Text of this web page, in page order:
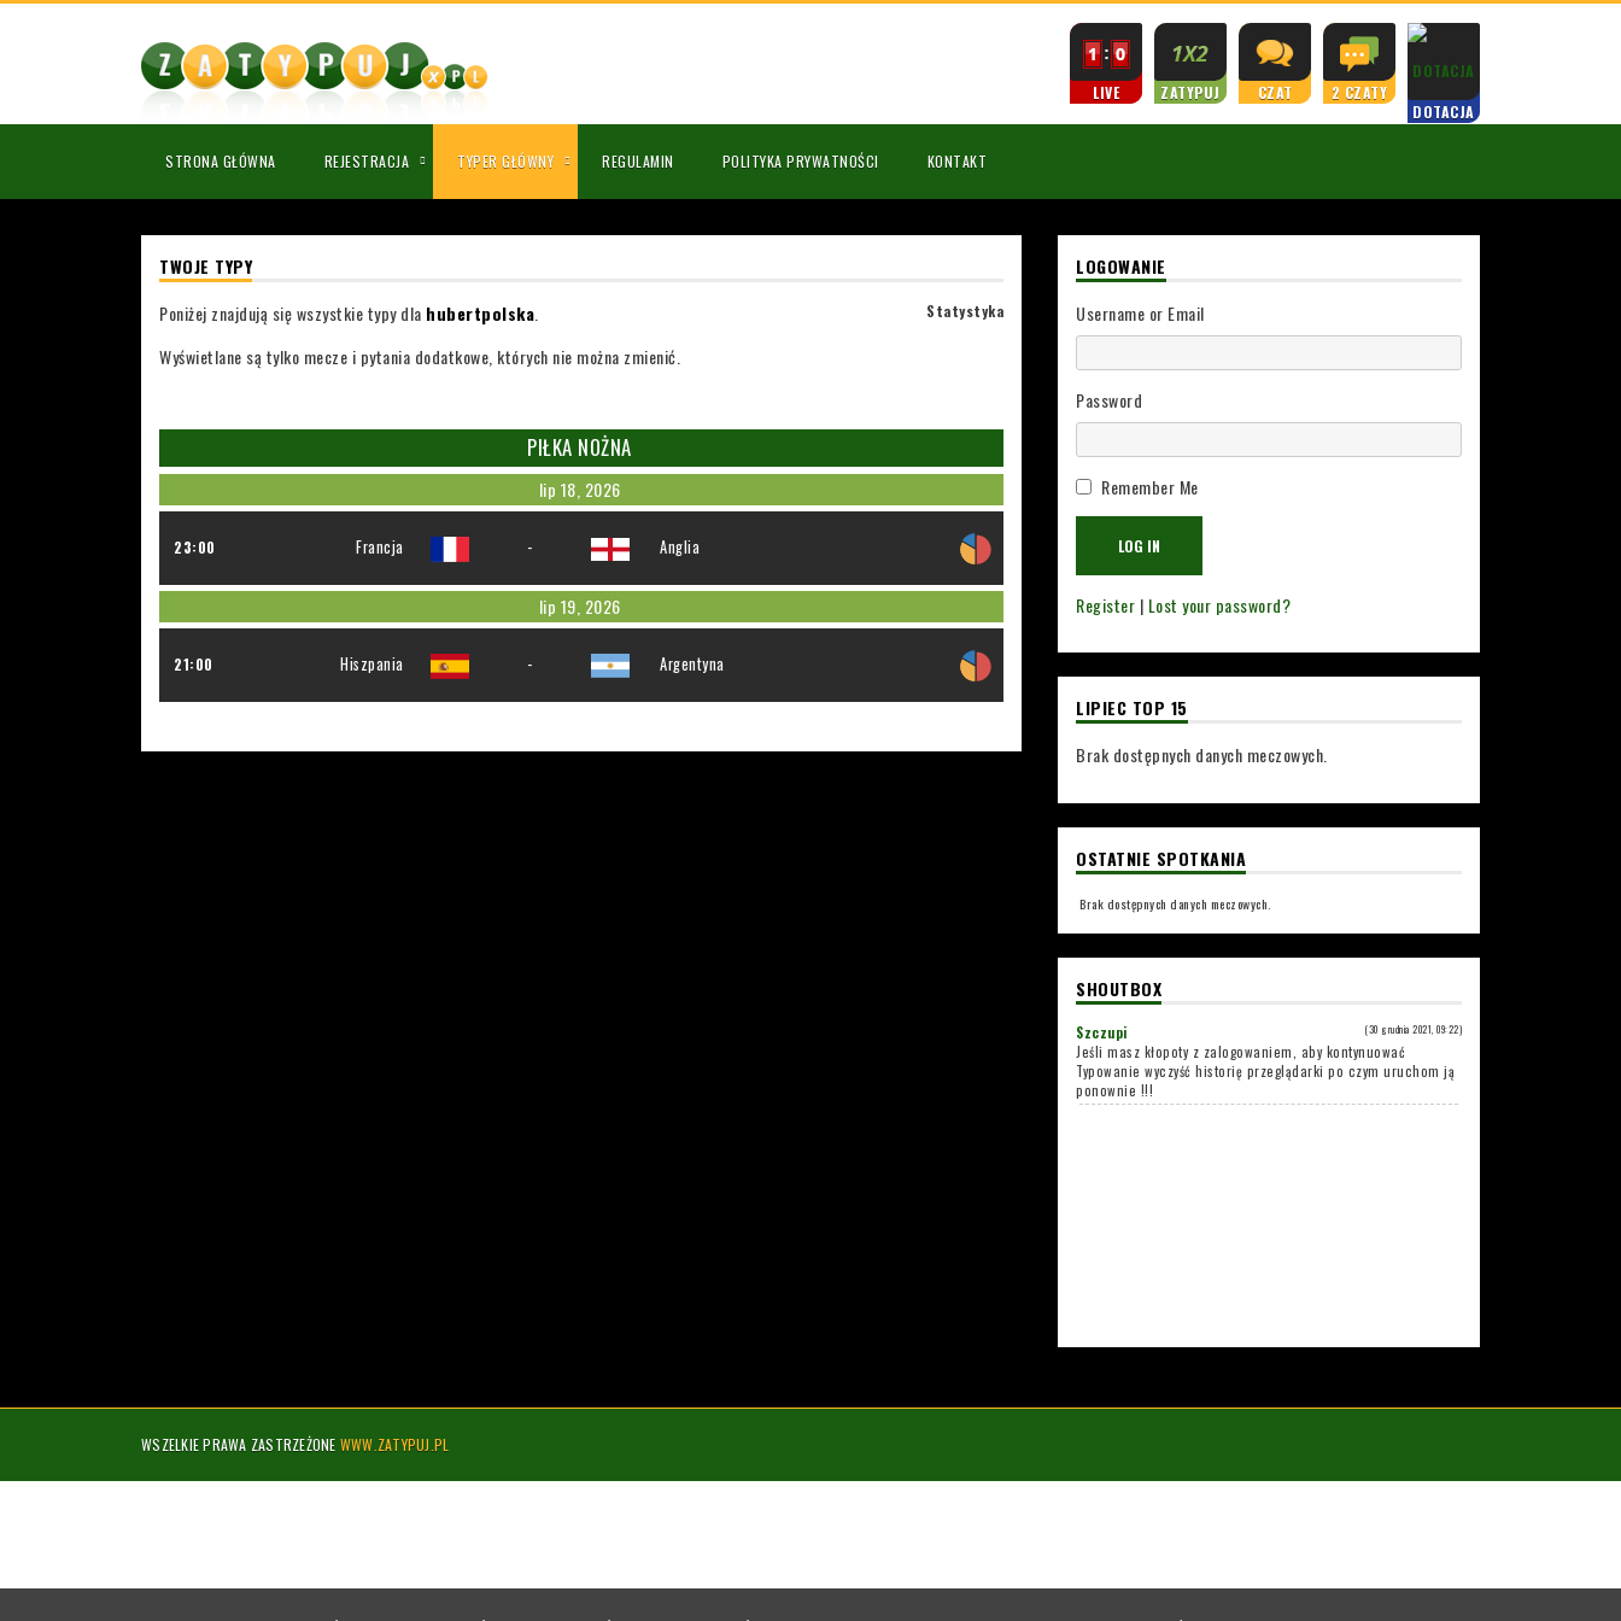
LIVE ZATYPUJ CZAT
2 CZATY
DOTACJA
STRONA GŁÓWNA REJESTRACJA TYPER GŁÓWNY REGULAMIN POLITYKA PRYWATNOŚCI KONTAKT
TWOJE TYPY
Statystyka
Poniżej znajdują się wszystkie typy dla hubertpolska
Wyświetlane są tylko mecze i pytania dodatkowe, których nie można zmienić.
PIŁKA NOŻNA
lip 18, 2026
23:00 Francja - Anglia
lip 19, 2026
21:00 Hiszpania - Argentyna
LOGOWANIE
Username or Email
Password
Remember Me
Register | Lost your password?
LIPIEC TOP 15
Brak dostępnych danych meczowych.
OSTATNIE SPOTKANIA
Brak dostępnych danych meczowych.
SHOUTBOX
Szczupi (30 grudnia 2021, 09:22)
Jeśli masz kłopoty z zalogowaniem, aby kontynuować
Typowanie wyczyść historię przeglądarki po czym uruchom ją
ponownie !!!
WSZELKIE PRAWA ZASTRZEŻONE WWW.ZATYPUJ.PL